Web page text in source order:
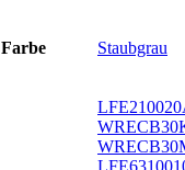
Farbe Staubgrau